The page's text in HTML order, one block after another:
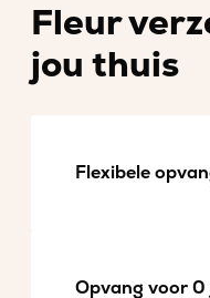
Fleur
jou thuis
Flexibele
Opvang voor